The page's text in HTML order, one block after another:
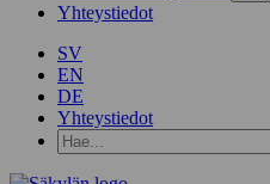
Yhteystiedot
SV
EN
DE
Yhteystiedot
Hae
hakusanalla: